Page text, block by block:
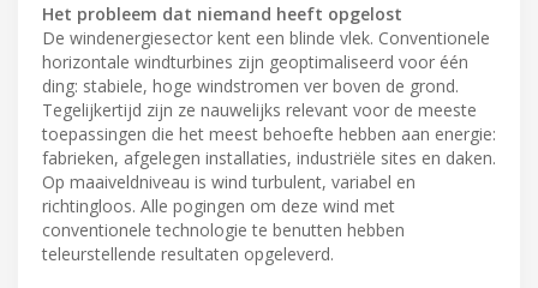
Het probleem dat niemand heeft opgelost
De windenergiesector kent een blinde vlek. Conventionele
horizontale windturbines zijn geoptimaliseerd voor één
ding: stabiele, hoge windstromen ver boven de grond.
Tegelijkertijd zijn ze nauwelijks relevant voor de meeste
toepassingen die het meest behoefte hebben aan energie:
fabrieken, afgelegen installaties, industriële sites en daken.
Op maaiveldniveau is wind turbulent, variabel en
richtingloos. Alle pogingen om deze wind met
conventionele technologie te benutten hebben
teleurstellende resultaten opgeleverd.